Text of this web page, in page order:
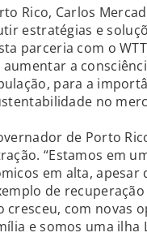
Rico, Carlos
estratégias e
parceria com o
a
para a
no
de Porto
“Estamos em
em alta, apesar
de
com novas
e somos uma ilha